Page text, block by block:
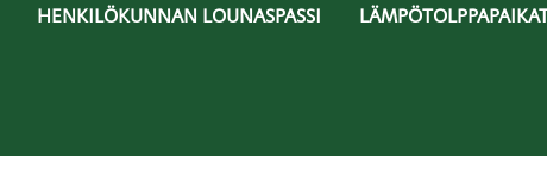
HENKILÖKUNNAN LOUNASPASSI LÄMPÖTOLPPAPAIKAT